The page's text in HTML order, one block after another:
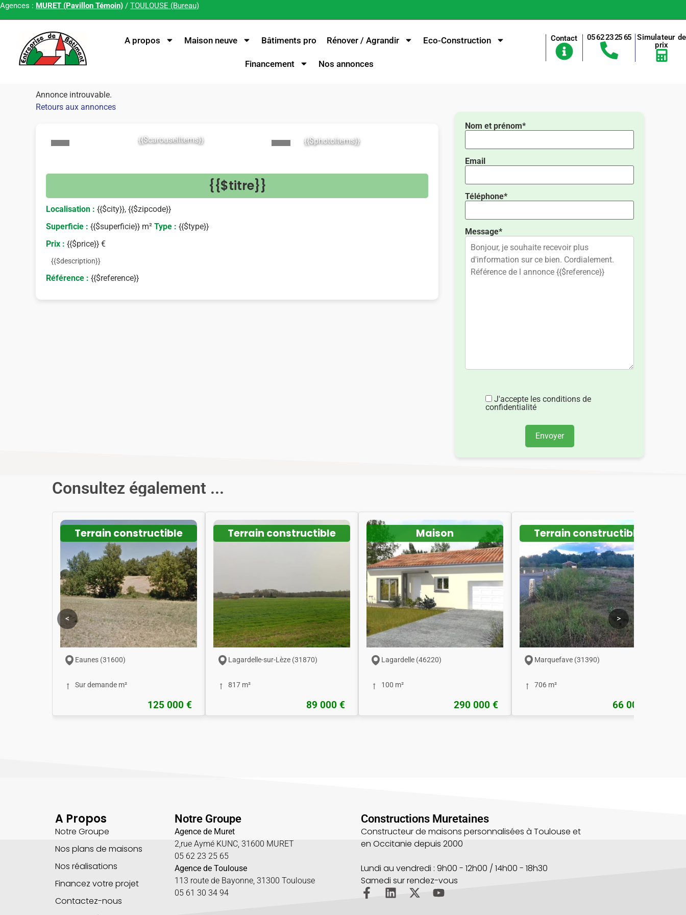
Agences : MURET (Pavillon Témoin) / TOULOUSE (Bureau)
A propos Maison neuve Bâtiments pro Rénover / Agrandir Eco-Construction
Financement Nos annonces
Contact 05 62 23 25 65
Simulateur de
prix
Annonce introuvable.
Retours aux annonces
{{$carouselItems}} {{$photoItems}}
{{$titre}}
Localisation : {{$city}}, {{$zipcode}}
Superficie : {{$superficie}} m² Type : {{$type}}
Prix : {{$price}} €
{{$description}}
Référence : {{$reference}}
Nom et prénom*
Email
Téléphone*
Message*
J'accepte les conditions de
confidentialité
Envoyer
Consultez également ...
<
Terrain constructible
Eaunes (31600)
Sur demande m²
125 000 €
Terrain constructible
Lagardelle-sur-Lèze (31870)
817 m²
89 000 €
Maison
Lagardelle (46220)
100 m²
290 000 €
Terrain constructible
Marquefave (31390)
706 m²
66 000 €
>
A Propos
Notre Groupe
Nos plans de maisons
Nos réalisations
Financez votre projet
Contactez-nous
Notre Groupe
Agence de Muret
2,rue Aymé KUNC, 31600 MURET
05 62 23 25 65
Agence de Toulouse
113 route de Bayonne, 31300 Toulouse
05 61 30 34 94
Constructions Muretaines
Constructeur de maisons personnalisées à Toulouse et
en Occitanie depuis 2000
Lundi au vendredi : 9h00 - 12h00 / 14h00 - 18h30
Samedi sur rendez-vous